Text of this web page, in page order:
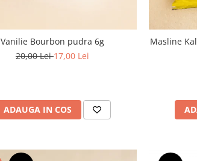
Vanilie Bourbon pudra 6g
20,00 Lei17,00 Lei
ADAUGA IN COS
Masline